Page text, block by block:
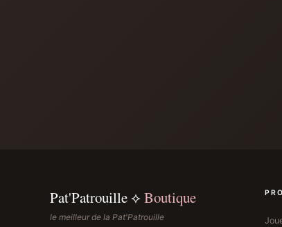
Pat'Patrouille ⟡ Boutique
le meilleur de la Pat'Patrouille